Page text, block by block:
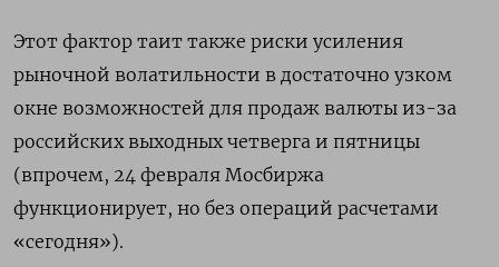
Этот фактор таит также риски усиления
рыночной волатильности в достаточно узком
окне возможностей для продаж валюты из-за
российских выходных четверга и пятницы
(впрочем, 24 февраля Мосбиржа
функционирует, но без операций расчетами
«сегодня»).